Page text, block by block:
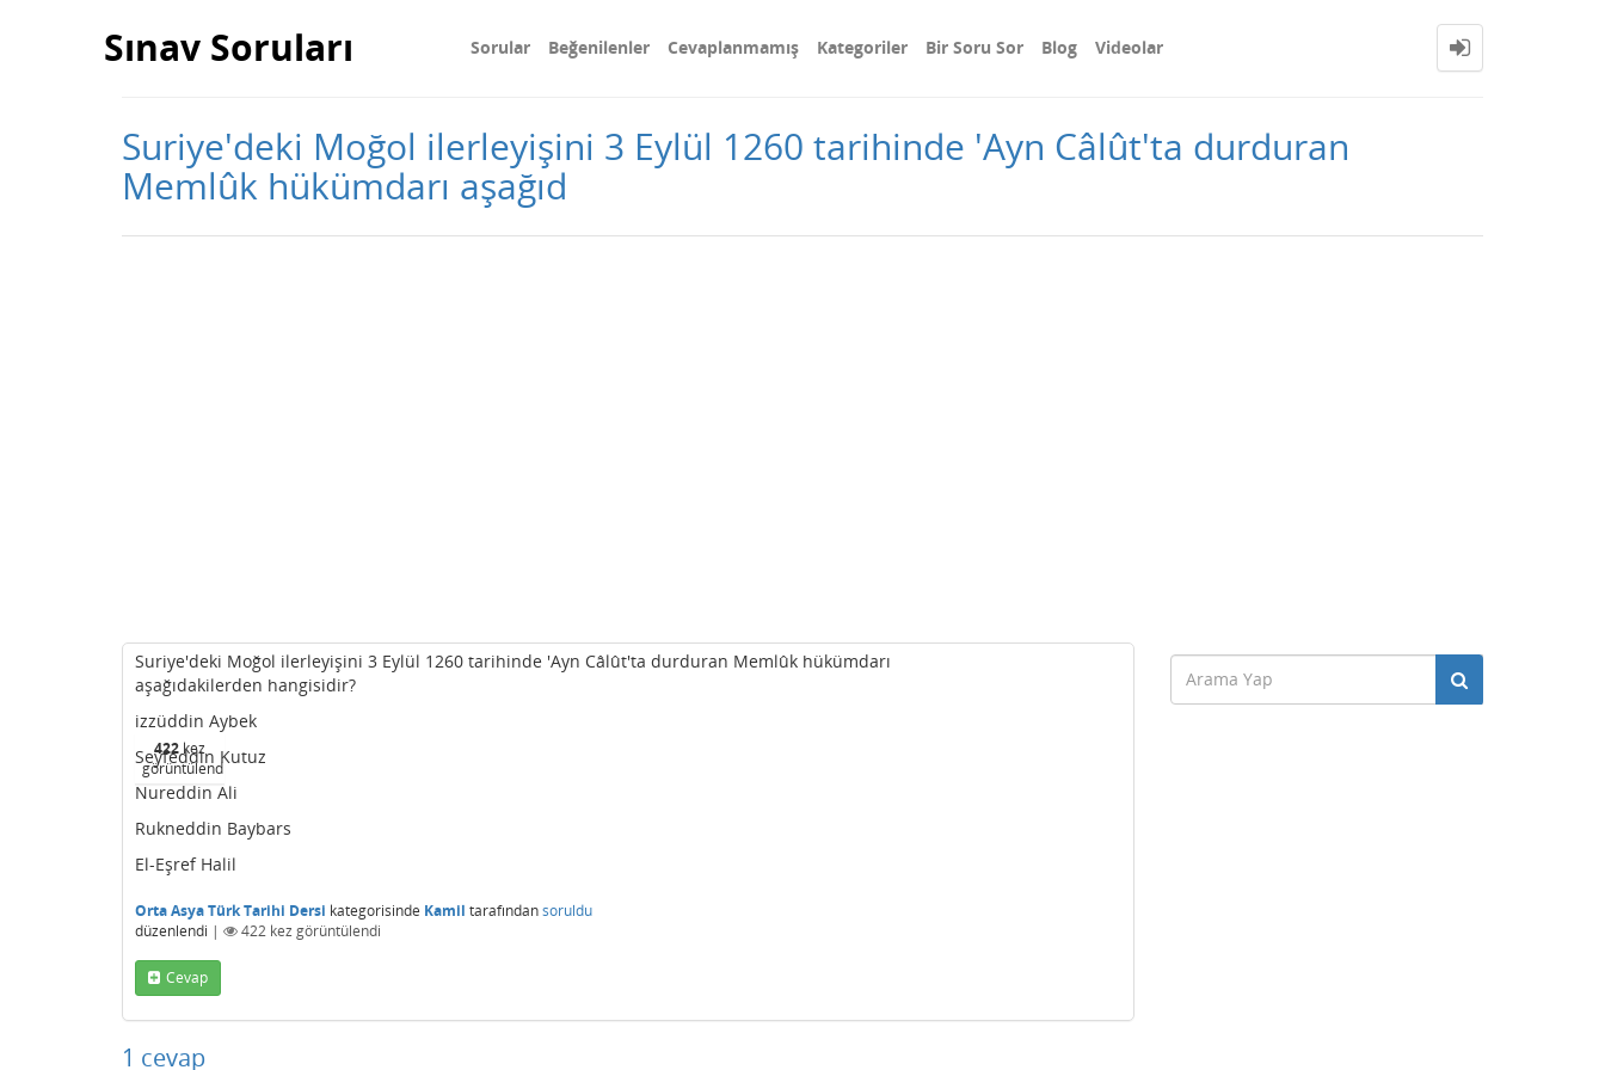
Sınav Soruları Sorular Beğenilenler Cevaplanmamış Kategoriler Bir Soru Sor Blog Videolar
Suriye'deki Moğol ilerleyişini 3 Eylül 1260 tarihinde 'Ayn Câlût'ta durduran
Memlûk hükümdarı aşağıd
422 kez
görüntülendi
Suriye'deki Moğol ilerleyişini 3 Eylül 1260 tarihinde 'Ayn Câlût'ta durduran Memlûk hükümdarı
aşağıdakilerden hangisidir?
izzüddin Aybek
Seyfeddin Kutuz
Nureddin Ali
Rukneddin Baybars
El-Eşref Halil
Orta Asya Türk Tarihi Dersi kategorisinde Kamil tarafındansoruldu
düzenlendi | 422 kez görüntülendi
Cevap
1 cevap